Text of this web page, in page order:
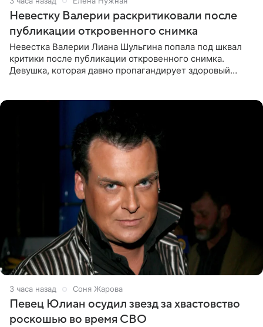
Невестку Валерии раскритиковали после
публикации откровенного снимка
Невестка Валерии Лиана Шульгина попала под шквал
критики после публикации откровенного снимка.
Девушка, которая давно пропагандирует здоровый
3 часа назад Соня Жарова
Певец Юлиан осудил звезд за хвастовство
роскошью во время СВО